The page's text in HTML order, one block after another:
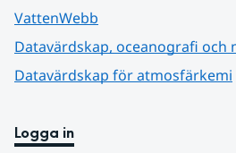
VattenWebb
Datavärdskap, oceanografi och
Datavärdskap för atmosfärkemi
Logga in